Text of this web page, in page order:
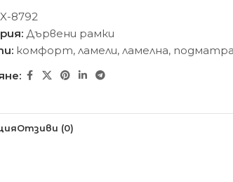
8792
Дървени рамки
комфорт, ламели, ламелна,
Отзиви (0)